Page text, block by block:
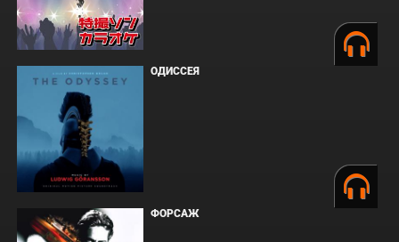
ОДИССЕЯ
ФОРСАЖ